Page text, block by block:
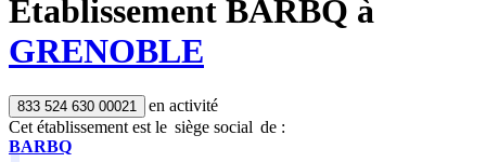
Établissement BARBQ à
GRENOBLE
833 524 630 00021
en activité
Cet établissement est le siège social de :
BARBQ